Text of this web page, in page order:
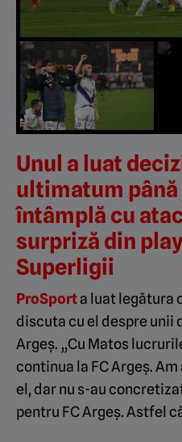
Unul a luat
ultimatum până
întâmplă cu
surpriză din
Superligii
ProSporta luat legătura
discuta cu el despre unii
Argeș. „Cu Matos
continua la FC Argeș.
el, dar nu s-au
pentru FC Argeș. Astfel